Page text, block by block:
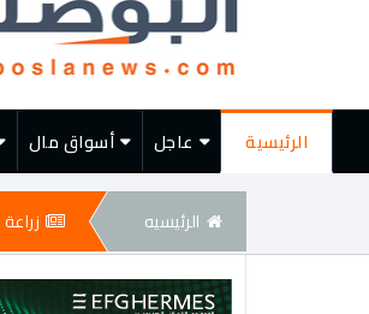
الرئيسية عاجل أسواق مال
الرئيسيه زراعة